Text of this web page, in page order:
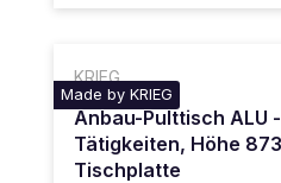
KRIEG
Made by KRIEG
Anbau-Pulttisch ALU
Tätigkeiten, Höhe
Tischplatte